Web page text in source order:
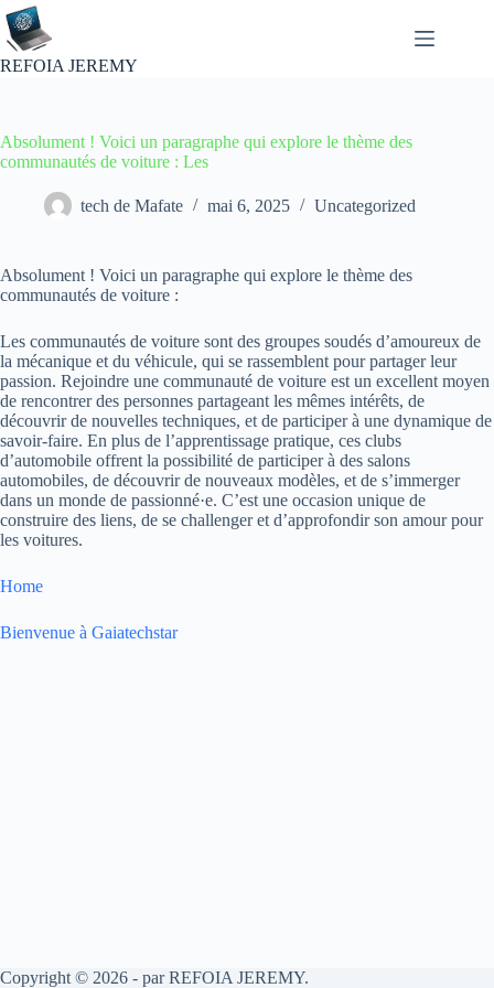
Passer
au
contenu
REFOIA JEREMY
Absolument ! Voici un paragraphe qui explore le thème des
communautés de voiture : Les
tech de Mafate mai 6, 2025 Uncategorized
Absolument ! Voici un paragraphe qui explore le thème des
communautés de voiture :
Les communautés de voiture sont des groupes soudés d’amoureux de
la mécanique et du véhicule, qui se rassemblent pour partager leur
passion. Rejoindre une communauté de voiture est un excellent moyen
de rencontrer des personnes partageant les mêmes intérêts, de
découvrir de nouvelles techniques, et de participer à une dynamique de
savoir-faire. En plus de l’apprentissage pratique, ces clubs
d’automobile offrent la possibilité de participer à des salons
automobiles, de découvrir de nouveaux modèles, et de s’immerger
dans un monde de passionné·e. C’est une occasion unique de
construire des liens, de se challenger et d’approfondir son amour pour
les voitures.
Home
Bienvenue à Gaiatechstar
Copyright © 2026 - par REFOIA JEREMY.